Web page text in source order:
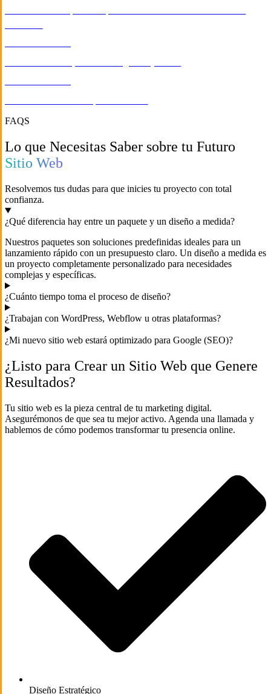
FAQS
Lo que Necesitas Saber sobre tu Futuro
Sitio Web
Resolvemos tus dudas para que inicies tu proyecto con total
confianza.
¿Qué diferencia hay entre un paquete y un diseño a medida?
Nuestros paquetes son soluciones predefinidas ideales para un
lanzamiento rápido con un presupuesto claro. Un diseño a medida es
un proyecto completamente personalizado para necesidades
complejas y específicas.
¿Cuánto tiempo toma el proceso de diseño?
¿Trabajan con WordPress, Webflow u otras plataformas?
¿Mi nuevo sitio web estará optimizado para Google (SEO)?
¿Listo para Crear un Sitio Web que Genere
Resultados?
Tu sitio web es la pieza central de tu marketing digital.
Asegurémonos de que sea tu mejor activo. Agenda una llamada y
hablemos de cómo podemos transformar tu presencia online.
Diseño Estratégico